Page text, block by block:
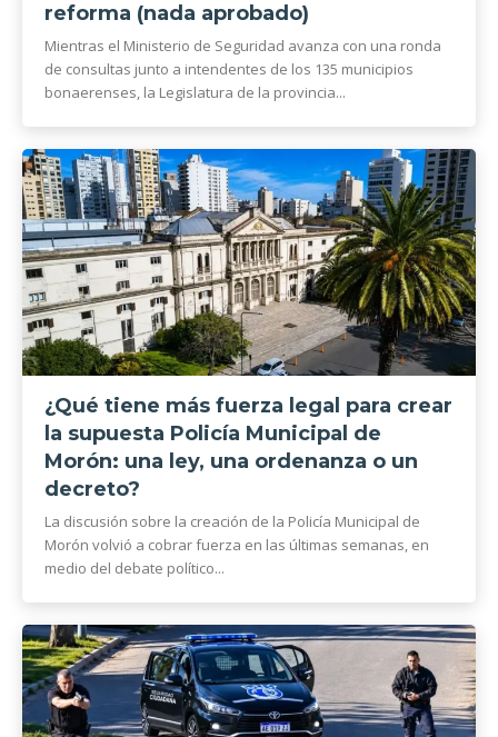
reforma (nada aprobado)
Mientras el Ministerio de Seguridad avanza con una ronda
de consultas junto a intendentes de los 135 municipios
bonaerenses, la Legislatura de la provincia...
¿Qué tiene más fuerza legal para crear
la supuesta Policía Municipal de
Morón: una ley, una ordenanza o un
decreto?
La discusión sobre la creación de la Policía Municipal de
Morón volvió a cobrar fuerza en las últimas semanas, en
medio del debate político...